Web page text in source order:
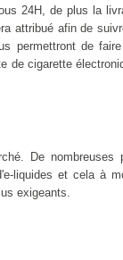
24H, de plus la
attribué afin de
permettront de
de cigarette
De nombreuses
liquides et cela à
exigeants.